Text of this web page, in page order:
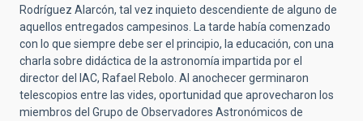
Rodríguez Alarcón, tal vez inquieto descendiente de alguno de
aquellos entregados campesinos. La tarde había comenzado
con lo que siempre debe ser el principio, la educación, con una
charla sobre didáctica de la astronomía impartida por el
director del IAC, Rafael Rebolo. Al anochecer germinaron
telescopios entre las vides, oportunidad que aprovecharon los
miembros del Grupo de Observadores Astronómicos de